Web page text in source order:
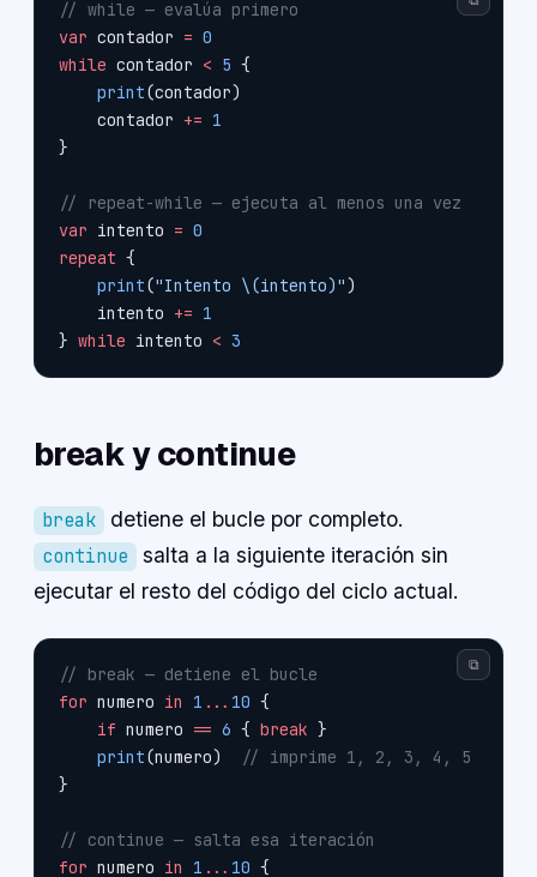
// while — evalúa primero
var contador = 0
while contador < 5 {
    print
(contador)
    contador
+= 1
}
// repeat-while — ejecuta al menos una vez
var intento = 0
repeat {
    print
("Intento \(intento)")
    intento
+= 1
} while intento < 3
break y continue
break detiene el bucle por completo.
continue
salta a la siguiente iteración sin
ejecutar el resto del código del ciclo actual.
// break — detiene el bucle
for numero in 1 ... 10 {
    if
numero == 6 { break }
    print
(numero)
// imprime 1, 2, 3, 4, 5
}
// continue — salta esa iteración
for numero in 1 ... 10 {
⧉